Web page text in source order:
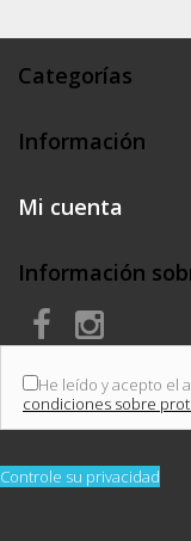
Categorías
Información
Mi cuenta
Información
He leído y acepto el
condiciones sobre
Controle su privacidad